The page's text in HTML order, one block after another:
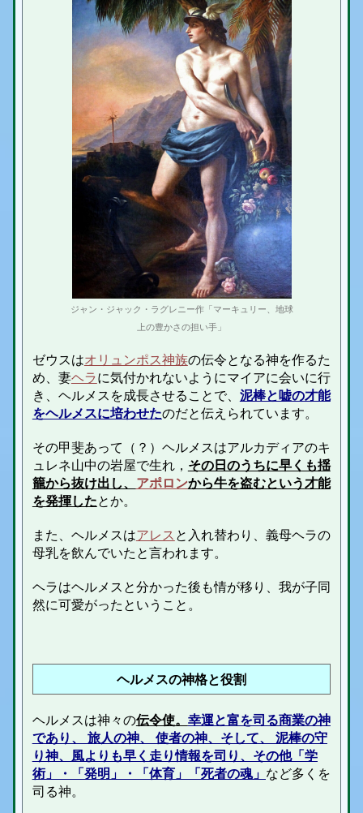
ジャン・ジャック・ラグレニー作「マーキュリー、地球
上の豊かさの担い手」
ゼウスはオリュンポス神族の伝令となる神を作るた
め、妻ヘラに気付かれないようにマイアに会いに行
き、ヘルメスを成長させることで、 泥棒と嘘の才能
をヘルメスに培わせたのだと伝えられています。
その甲斐あって（？）ヘルメスはアルカディアのキ
ュレネ山中の岩屋で生れ， その日のうちに早くも揺
籠から抜け出し、 アポロンから牛を盗むという才能
を発揮したとか。
また、ヘルメスはアレス と入れ替わり、義母ヘラの
母乳を飲んでいたと言われます。
ヘラはヘルメスと分かった後も情が移り、我が子同
然に可愛がったということ。
ヘルメスの神格と役割
ヘルメスは神々の伝令使。 幸運と富を司る商業の神
であり、 旅人の神、 使者の神、そして、 泥棒の守
り神、風よりも早く走り情報を司り、その他「学
術」・「発明」・「体育」「死者の魂」 など多くを
司る神。